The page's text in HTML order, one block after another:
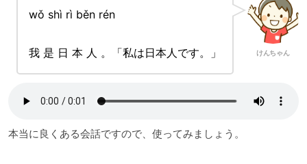
けんちゃん
wǒ shì rì běn rén
我 是 日 本 人 。「私は日本人です。」
本当に良くある会話ですので、使ってみましょう。